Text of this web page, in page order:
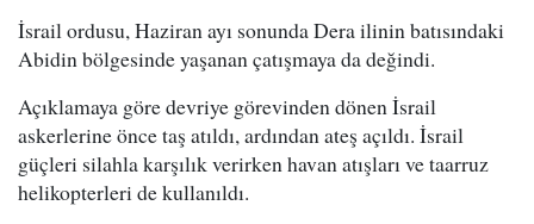
İsrail ordusu, Haziran ayı sonunda Dera ilinin batısındaki
Abidin bölgesinde yaşanan çatışmaya da değindi.
Açıklamaya göre devriye görevinden dönen İsrail
askerlerine önce taş atıldı, ardından ateş açıldı. İsrail
güçleri silahla karşılık verirken havan atışları ve taarruz
helikopterleri de kullanıldı.